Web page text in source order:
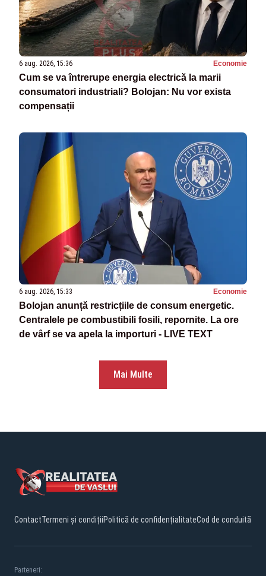
6 aug. 2026, 15:36 Economie
Cum se va întrerupe energia electrică la marii
consumatori industriali? Bolojan: Nu vor exista
compensații
6 aug. 2026, 15:33 Economie
Bolojan anunță restricțiile de consum energetic.
Centralele pe combustibili fosili, repornite. La ore
de vârf se va apela la importuri - LIVE TEXT
Mai Multe
ContactTermeni și condițiiPolitică de confidențialitateCod de conduită
Parteneri: